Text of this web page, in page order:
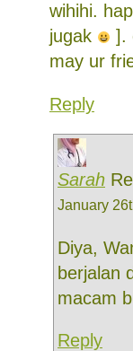
wihihi.
jugak
].
may ur
Reply
Sarah
January
Diya,
berjalan
macam
Reply